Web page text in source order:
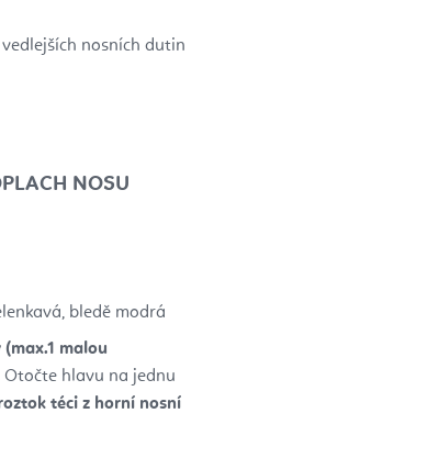
nosních dutin
NOSU
bledě modrá
malou
Otočte hlavu na jednu
téci z horní nosní